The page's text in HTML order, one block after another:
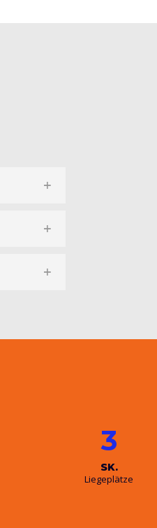
3
SK.
Liegeplätze